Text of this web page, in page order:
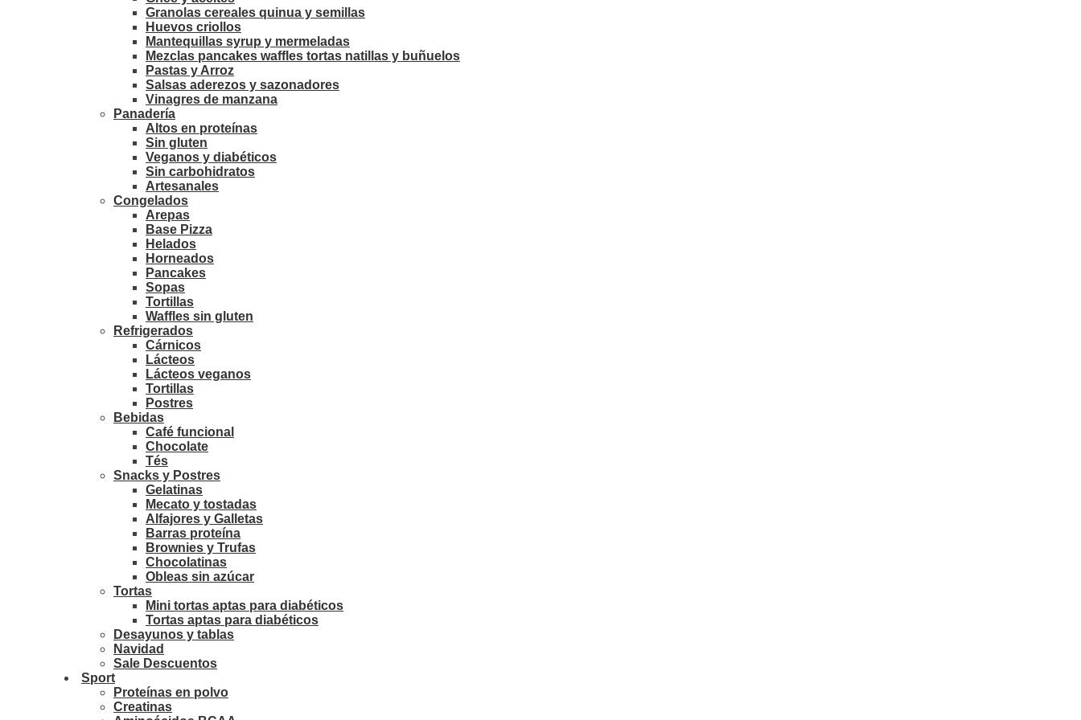
Granolas cereales quinua y semillas
Huevos criollos
Mantequillas syrup y mermeladas
Mezclas pancakes waffles tortas natillas y buñuelos
Pastas y Arroz
Salsas aderezos y sazonadores
Vinagres de manzana
Panadería
Altos en proteínas
Sin gluten
Veganos y diabéticos
Sin carbohidratos
Artesanales
Congelados
Arepas
Base Pizza
Helados
Horneados
Pancakes
Sopas
Tortillas
Waffles sin gluten
Refrigerados
Cárnicos
Lácteos
Lácteos veganos
Tortillas
Postres
Bebidas
Café funcional
Chocolate
Tés
Snacks y Postres
Gelatinas
Mecato y tostadas
Alfajores y Galletas
Barras proteína
Brownies y Trufas
Chocolatinas
Obleas sin azúcar
Tortas
Mini tortas aptas para diabéticos
Tortas aptas para diabéticos
Desayunos y tablas
Navidad
Sale Descuentos
Sport
Proteínas en polvo
Creatinas